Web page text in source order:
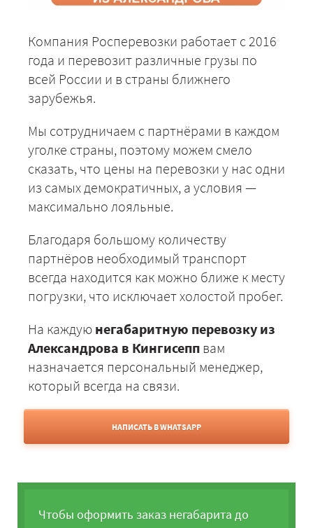
Компания Росперевозки работает с 2016
года и перевозит различные грузы по
всей России и в страны ближнего
зарубежья.
Мы сотрудничаем с партнёрами в каждом
уголке страны, поэтому можем смело
сказать, что цены на перевозки у нас одни
из самых демократичных, а условия —
максимально лояльные.
Благодаря большому количеству
партнёров необходимый транспорт
всегда находится как можно ближе к месту
погрузки, что исключает холостой пробег.
На каждую негабаритную перевозку из
Александрова в Кингисепп вам
назначается персональный менеджер,
который всегда на связи.
НАПИСАТЬ В WHATSAPP
Чтобы оформить заказ негабарита до